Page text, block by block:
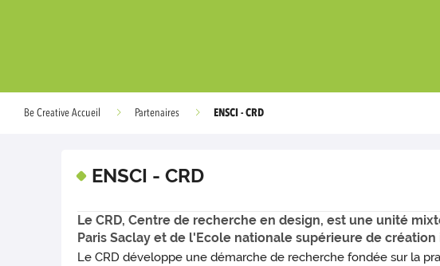
Be Creative Accueil Partenaires ENSCI - CRD
ENSCI - CRD
Le CRD, Centre de recherche en design, est une unité
Paris Saclay et de l'Ecole nationale supérieure de
Le CRD développe une démarche de recherche fondée sur la